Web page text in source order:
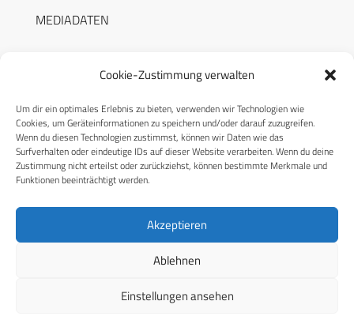
Cookie-Zustimmung verwalten
Um dir ein optimales Erlebnis zu bieten, verwenden wir Technologien wie
Cookies, um Geräteinformationen zu speichern und/oder darauf zuzugreifen.
Wenn du diesen Technologien zustimmst, können wir Daten wie das
Surfverhalten oder eindeutige IDs auf dieser Website verarbeiten. Wenn du deine
Zustimmung nicht erteilst oder zurückziehst, können bestimmte Merkmale und
Funktionen beeinträchtigt werden.
Akzeptieren
Ablehnen
Einstellungen ansehen
MEDIADATEN
RECHTLICHES
Datenschutzerklärung
Cookie-Richtlinie (EU)